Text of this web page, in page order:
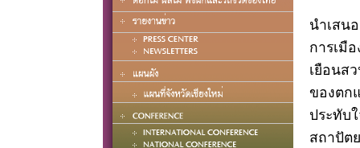
นำเสน
การเมื
เยือนส
ของตก
ประทับ
สถาปัต